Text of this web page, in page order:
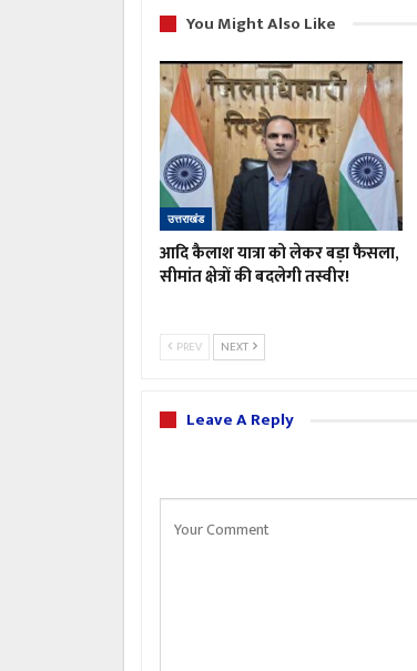
You Might Also Like
उत्तराखंड
आदि कैलाश यात्रा को लेकर बड़ा फैसला,
सीमांत क्षेत्रों की बदलेगी तस्वीर!
PREV NEXT
Leave A Reply